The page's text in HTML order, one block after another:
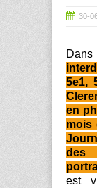
30-
5e1,
en
mois
des
est